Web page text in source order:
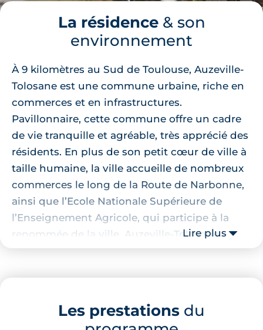
La résidence& son
environnement
À 9 kilomètres au Sud de Toulouse, Auzeville-
Tolosane est une commune urbaine, riche en
commerces et en infrastructures.
Pavillonnaire, cette commune offre un cadre
de vie tranquille et agréable, très apprécié des
résidents. En plus de son petit cœur de ville à
taille humaine, la ville accueille de nombreux
commerces le long de la Route de Narbonne,
ainsi que l’Ecole Nationale Supérieure de
l’Enseignement Agricole, qui participe à la
renommée de la ville. Auzeville-Tolosane
bénéficie d’un environnement préservé avec
patrimoine architecural remarquable, marqué
Lire plus
Les prestations du